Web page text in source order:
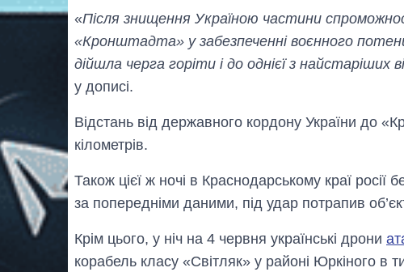
«Після знищення Україною частини
«Кронштадта» у забезпеченні воєнного
дійшла черга горіти і до однієї з найстаріших
у дописі.
Відстань від державного кордону України до
кілометрів.
Також цієї ж ночі в Краснодарському краї росії
за попередніми даними, під удар потрапив
Крім цього, у ніч на 4 червня українські дрони
корабель класу «Світляк» у районі Юркіного в